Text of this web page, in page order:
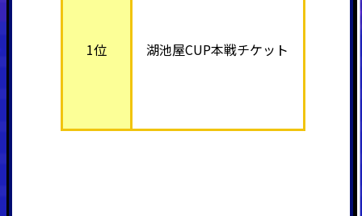
1位 湖池屋CUP本戦チケット